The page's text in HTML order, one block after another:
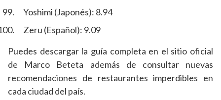
Yoshimi (Japonés): 8.94
Zeru (Español): 9.09
Puedes descargar la guía completa en el sitio oficial
de Marco Beteta además de consultar nuevas
recomendaciones de restaurantes imperdibles en
cada ciudad del país.